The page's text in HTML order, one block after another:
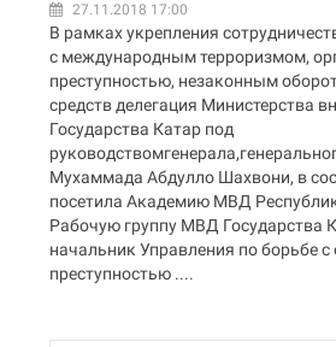
27.11.2018 17:00
В рамках укрепления
с международным терроризмом,
преступностью, незаконным
средств делегация Министерства
Государства Катар под
Мухаммада Абдулло Шахвони, в
посетила Академию МВД
Рабочую группу МВД Государства
начальник Управления по борьбе с
преступностью ....